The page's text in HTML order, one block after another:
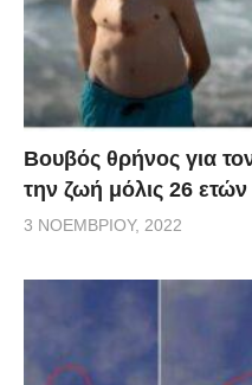
Βουβός θρήνος για
την ζωή μόλις 26 ετών
3 ΝΟΕΜΒΡΊΟΥ, 2022